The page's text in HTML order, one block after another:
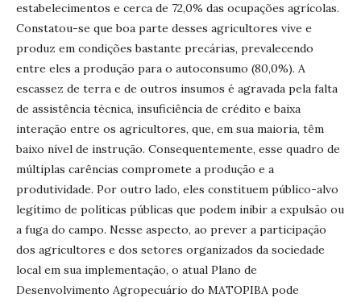
estabelecimentos e cerca de 72,0% das ocupações agrícolas.
Constatou-se que boa parte desses agricultores vive e
produz em condições bastante precárias, prevalecendo
entre eles a produção para o autoconsumo (80,0%). A
escassez de terra e de outros insumos é agravada pela falta
de assistência técnica, insuficiência de crédito e baixa
interação entre os agricultores, que, em sua maioria, têm
baixo nível de instrução. Consequentemente, esse quadro de
múltiplas carências compromete a produção e a
produtividade. Por outro lado, eles constituem público-alvo
legítimo de políticas públicas que podem inibir a expulsão ou
a fuga do campo. Nesse aspecto, ao prever a participação
dos agricultores e dos setores organizados da sociedade
local em sua implementação, o atual Plano de
Desenvolvimento Agropecuário do MATOPIBA pode